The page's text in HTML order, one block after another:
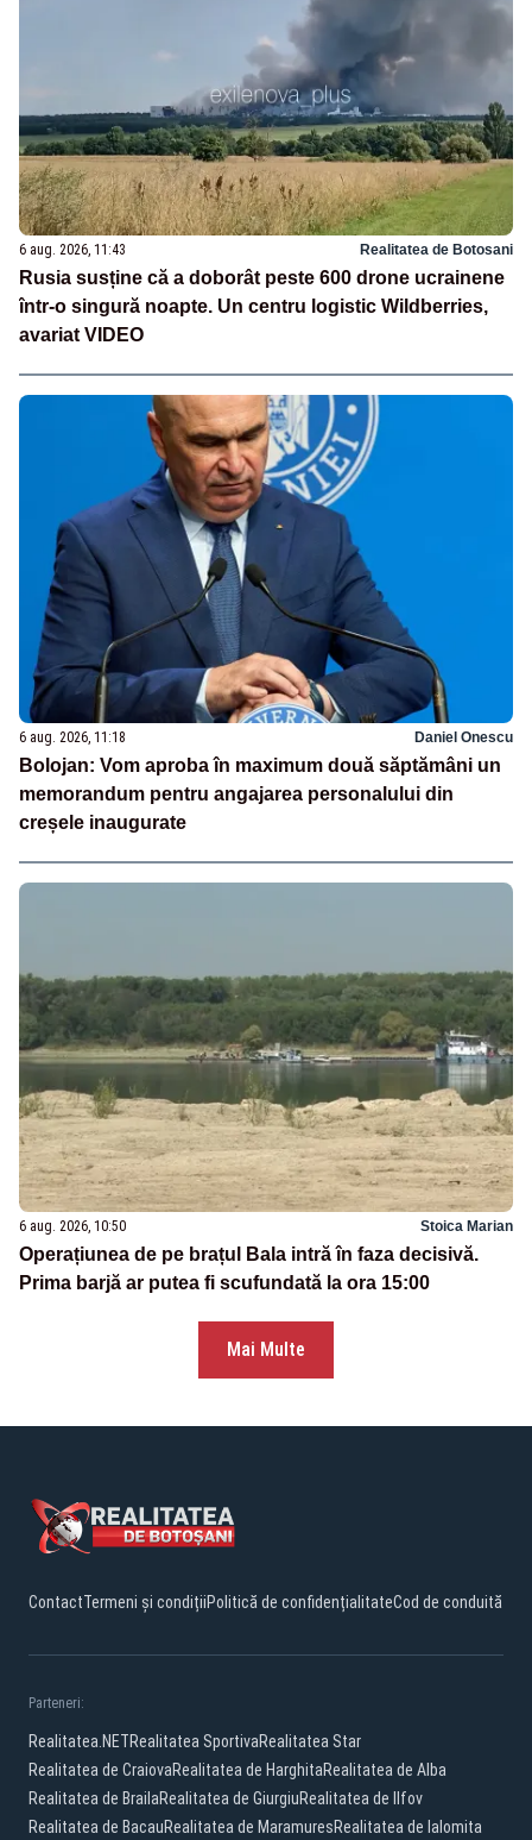
6 aug. 2026, 11:43 Realitatea de Botosani
Rusia susține că a doborât peste 600 drone ucrainene
într-o singură noapte. Un centru logistic Wildberries,
avariat VIDEO
6 aug. 2026, 11:18 Daniel Onescu
Bolojan: Vom aproba în maximum două săptămâni un
memorandum pentru angajarea personalului din
creșele inaugurate
6 aug. 2026, 10:50 Stoica Marian
Operațiunea de pe brațul Bala intră în faza decisivă.
Prima barjă ar putea fi scufundată la ora 15:00
Mai Multe
ContactTermeni și condițiiPolitică de confidențialitateCod de conduită
Parteneri:
Realitatea.NETRealitatea SportivaRealitatea Star
Realitatea de CraiovaRealitatea de HarghitaRealitatea de Alba
Realitatea de BrailaRealitatea de GiurgiuRealitatea de Ilfov
Realitatea de BacauRealitatea de MaramuresRealitatea de Ialomita